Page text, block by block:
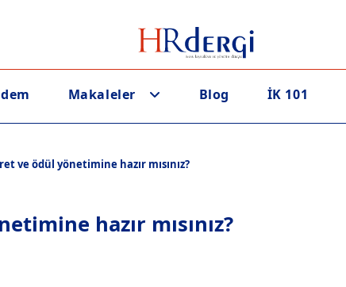
Makaleler Blog İK 101
ve ödül yönetimine hazır mısınız?
hazır mısınız?